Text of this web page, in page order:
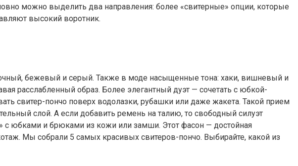
можно выделить два направления: более «свитерные» опции, которые
высокий воротник.
бежевый и серый. Также в моде насыщенные тона: хаки, вишневый и
расслабленный образ. Более элегантный дуэт — сочетать с юбкой-
свитер-пончо поверх водолазки, рубашки или даже жакета. Такой прием
слой. А если добавить ремень на талию, то свободный силуэт
с юбками и брюками из кожи или замши. Этот фасон — достойная
Мы собрали 5 самых красивых свитеров-пончо. Выбирайте, какой из